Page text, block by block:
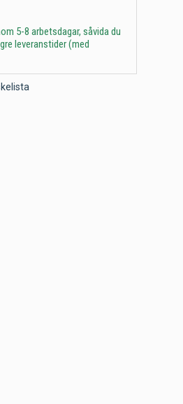
5-8 arbetsdagar, såvida du
leveranstider (med